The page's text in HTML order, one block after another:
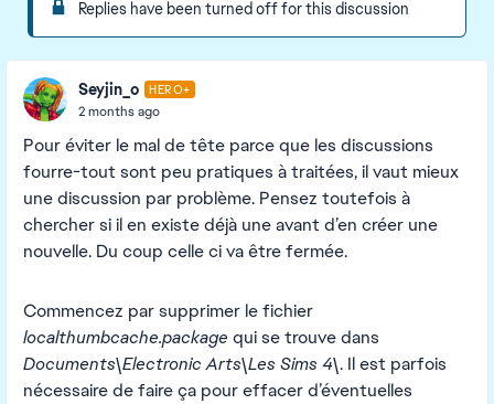
Replies have been turned off for this discussion
Seyjin_o HERO+
2 months ago
Pour éviter le mal de tête parce que les discussions
fourre-tout sont peu pratiques à traitées, il vaut mieux
une discussion par problème. Pensez toutefois à
chercher si il en existe déjà une avant d’en créer une
nouvelle. Du coup celle ci va être fermée.
Commencez par supprimer le fichier
localthumbcache.package qui se trouve dans
Documents\Electronic Arts\Les Sims 4\. Il est parfois
nécessaire de faire ça pour effacer d’éventuelles